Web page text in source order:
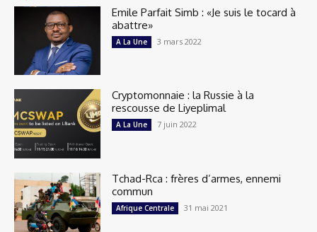
Emile Parfait Simb : «Je suis le tocard à
abattre»
A La Une 3 mars 2022
Cryptomonnaie : la Russie à la
rescousse de Liyeplimal
A La Une 7 juin 2022
Tchad-Rca : frères d’armes, ennemi
commun
Afrique Centrale 31 mai 2021